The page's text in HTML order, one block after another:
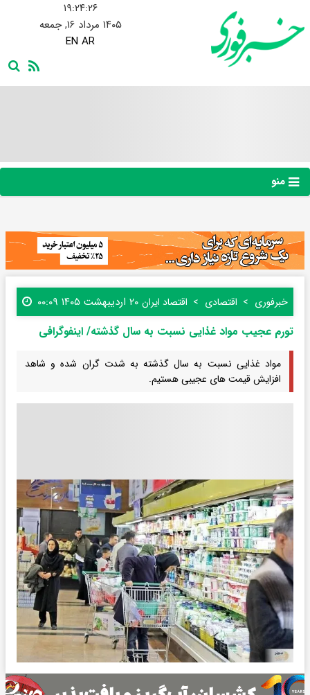
۱۹:۲۴:۲۷
۱۴۰۵ مرداد ۱۶, جمعه
EN AR
منو
خبرفوری اقتصادی اقتصاد ایران ۲۰ اردیبهشت ۱۴۰۵ ۰۰:۰۹
تورم عجیب مواد غذایی نسبت به سال گذشته/ اینفوگرافی
مواد غذایی نسبت به سال گذشته به شدت گران شده و شاهد
افزایش قیمت های عجیبی هستیم.